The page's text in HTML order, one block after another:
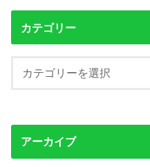
カテゴリー
アーカイブ